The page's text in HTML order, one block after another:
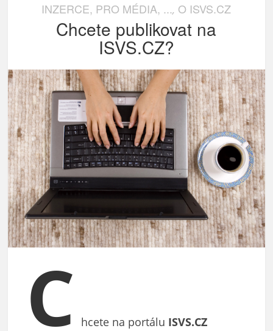
INZERCE, PRO MÉDIA, ..., O ISVS.CZ
Chcete publikovat na
ISVS.CZ?
C hcete na portálu ISVS.CZ